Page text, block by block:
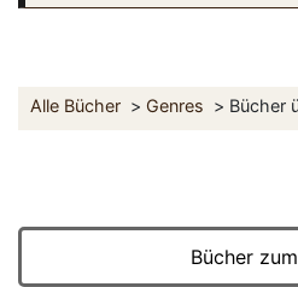
Alle Bücher Genres Bücher
Bücher